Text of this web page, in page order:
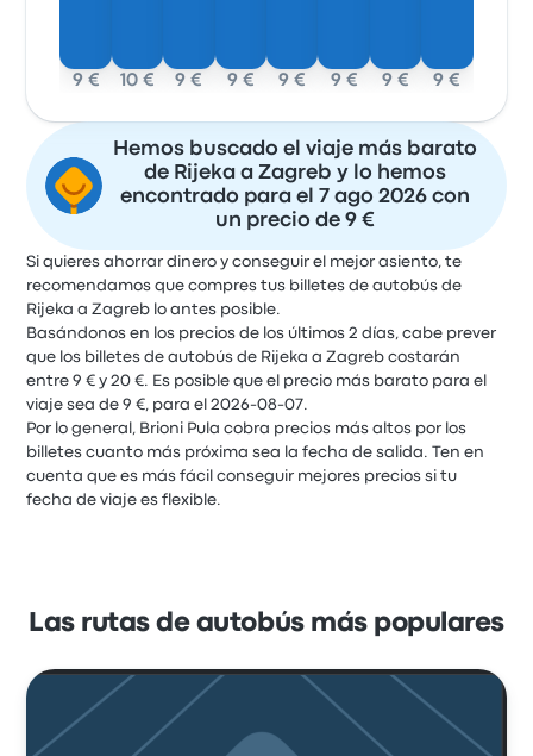
9 € 10 € 9 € 9 € 9 € 9 € 9 € 9 €
Hemos buscado el viaje más barato
de Rijeka a Zagreb y lo hemos
encontrado para el 7 ago 2026 con
un precio de 9 €
Si quieres ahorrar dinero y conseguir el mejor asiento, te
recomendamos que compres tus billetes de autobús de
Rijeka a Zagreb lo antes posible.
Basándonos en los precios de los últimos 2 días, cabe prever
que los billetes de autobús de Rijeka a Zagreb costarán
entre 9 € y 20 €. Es posible que el precio más barato para el
viaje sea de 9 €, para el 2026-08-07.
Por lo general, Brioni Pula cobra precios más altos por los
billetes cuanto más próxima sea la fecha de salida. Ten en
cuenta que es más fácil conseguir mejores precios si tu
fecha de viaje es flexible.
Las rutas de autobús más populares